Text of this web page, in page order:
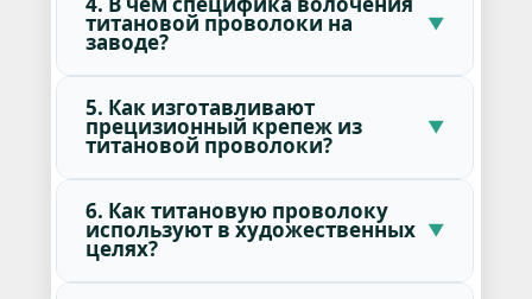
титановой проволоки на
заводе?
5. Как изготавливают
прецизионный крепеж из
титановой проволоки?
6. Как титановую проволоку
используют в художественных
целях?